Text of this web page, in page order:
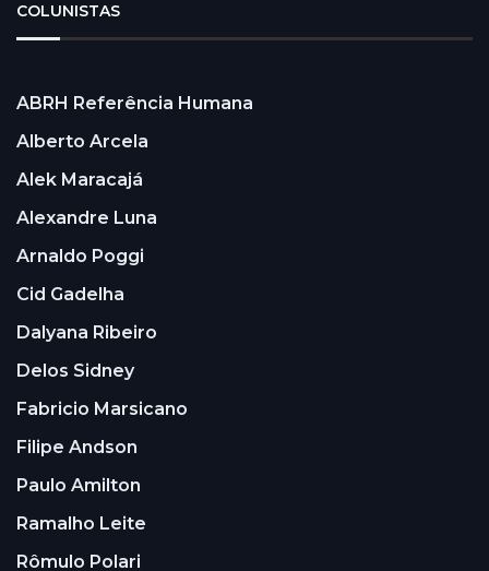
COLUNISTAS
ABRH Referência Humana
Alberto Arcela
Alek Maracajá
Alexandre Luna
Arnaldo Poggi
Cid Gadelha
Dalyana Ribeiro
Delos Sidney
Fabricio Marsicano
Filipe Andson
Paulo Amilton
Ramalho Leite
Rômulo Polari